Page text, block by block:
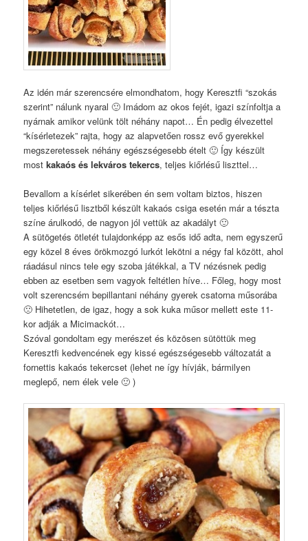
Az idén már szerencsére elmondhatom, hogy Keresztfi “szokás
szerint” nálunk nyaral 🙂 Imádom az okos fejét, igazi színfoltja a
nyárnak amikor velünk tölt néhány napot… Én pedig élvezettel
“kísérletezek” rajta, hogy az alapvetően rossz evő gyerekkel
megszeretessek néhány egészségesebb ételt 🙂 Így készült
mostkakaós és lekváros tekercs, teljes kiőrlésű liszttel…
Bevallom a kísérlet sikerében én sem voltam biztos, hiszen
teljes kiőrlésű lisztből készült kakaós csiga esetén már a tészta
színe árulkodó, de nagyon jól vettük az akadályt 🙂
A sütögetés ötletét tulajdonképp az esős idő adta, nem egyszerű
egy közel 8 éves örökmozgó lurkót lekötni a négy fal között, ahol
ráadásul nincs tele egy szoba játékkal, a TV nézésnek pedig
ebben az esetben sem vagyok feltétlen híve… Főleg, hogy most
volt szerencsém bepillantani néhány gyerek csatorna műsorába
🙁 Hihetetlen, de igaz, hogy a sok kuka műsor mellett este 11-
kor adják a Micimackót…
Szóval gondoltam egy merészet és közösen sütöttük meg
Keresztfi kedvencének egy kissé egészségesebb változatát a
fornettis kakaós tekercset (lehet ne így hívják, bármilyen
meglepő, nem élek vele 🙂 )